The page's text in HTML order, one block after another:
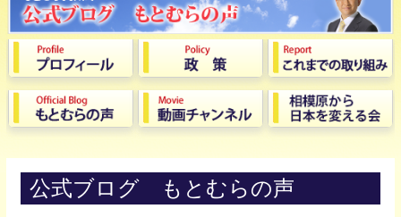
公式ブログ もとむらの声